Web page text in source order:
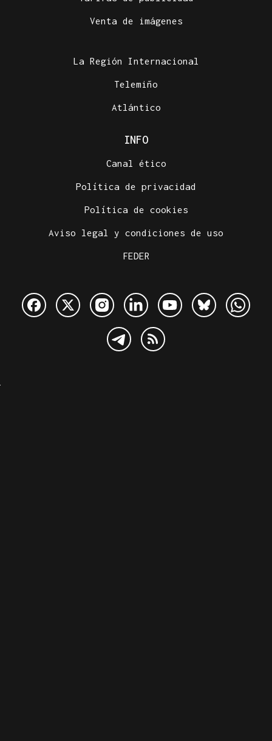
Venta de imágenes
La Región Internacional
Telemiño
Atlántico
INFO
Canal ético
Política de privacidad
Política de cookies
Aviso legal y condiciones de uso
FEDER